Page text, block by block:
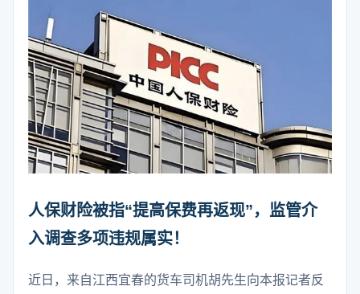
人保财险被指“提高保费再返现”，监管介
入调查多项违规属实！
近日，来自江西宜春的货车司机胡先生向本报记者反